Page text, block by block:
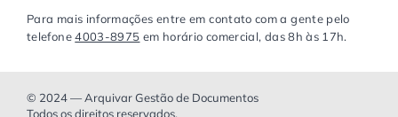
Para mais informações entre em contato com a gente pelo
telefone4003-8975 em horário comercial, das 8h às 17h.
© 2024 — Arquivar Gestão de Documentos
Todos os direitos reservados.